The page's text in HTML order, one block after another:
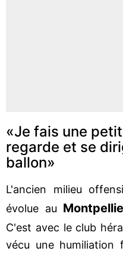
«Je fais une
regarde et se
ballon»
L'ancien milieu
évolue au
C'est avec le club
vécu une humiliation